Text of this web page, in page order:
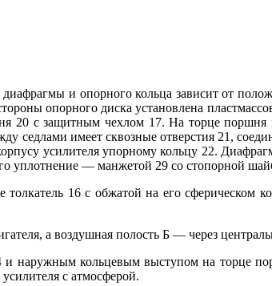
и опорного кольца зависит от
опорного диска установлена
20 с защитным чехлом 17. На торце поршня
седлами имеет сквозные отверстия 21,
усилителя упорному кольцу 22.
уплотнение — манжетой 29 со стопорной
16 с обжатой на его сферическом
а воздушная полость Б — через
наружным кольцевым выступом на торце
с атмосферой.